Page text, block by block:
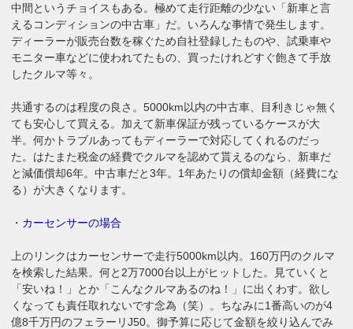
中間というチョイスもある。極めて走行距離の少ない「新車と言
えるコンディションの中古車」だ。いろんな事情で発生します。
ディーラーが販売台数を稼ぐため自社登録したものや、試乗車や
モニター車などに使われてたもの、買ったけれどすぐ飽きて手放
したクルマ等々。
共通するのは程度の良さ。5000km以内の中古車、目利きじゃ無く
ても安心して買える。加えて新車保証が残っているケースが大
半。何かトラブルあってもディーラーで対応してくれるのだっ
た。はたまた税金の経費でクルマを認めて貰えるのなら、新車だ
と減価償却6年。中古車だと3年。1年あたりの償却金額（経費にな
る）が大きくなります。
・ カーセンサーの場合
上のリンクはカーセンサーで走行5000km以内。160万円のクルマ
を検索した結果。何と2万7000台以上がヒットした。見ていくと
「安いね！」とか「こんなクルマあるのね！」に出くわす。欲し
くなっても責任取れないです念為（笑）。ちなみに1番高いのが4
億8千万円のフェラーリJ50。御予算に応じて金額を絞り込んでみ